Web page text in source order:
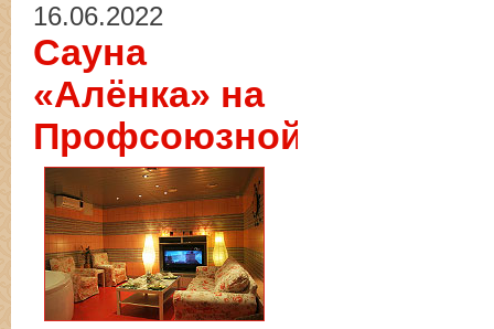
16.06.2022
Сауна
«Алёнка» на
Профсоюзной